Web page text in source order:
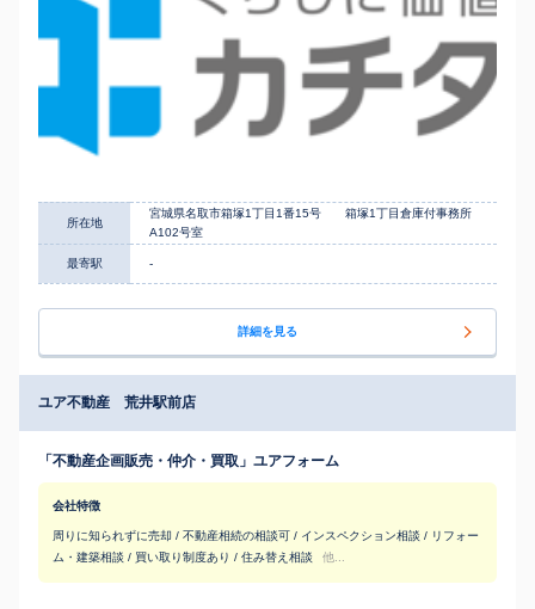
所在地
宮城県名取市箱塚1丁目1番15号 箱塚1丁目倉庫付事務所
A102号室
最寄駅 -
詳細を見る
ユア不動産 荒井駅前店
「不動産企画販売・仲介・買取」ユアフォーム
会社特徴
周りに知られずに売却 / 不動産相続の相談可 / インスペクション相談 / リフォー
ム・建築相談 / 買い取り制度あり / 住み替え相談
他...